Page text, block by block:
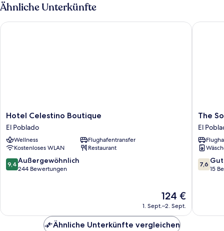
Ähnliche Unterkünfte
Hotel
Celestino
Boutique
El
Poblado
Hotel Celestino Boutique
El Poblado
Wellness
Flughafentransfer
Kostenloses WLAN
Restaurant
9.4
von
9,4 Außergewöhnlich
244 Bewertungen
Der
Preis
beträgt
124 €
124 €
1. Sept.–2. Sept.
Hotel Celestino Boutique
The
Somos
Flats
El
Poblado
The
El
7.6
von
7,6 Gut
15
The
Ähnliche Unterkünfte vergleichen